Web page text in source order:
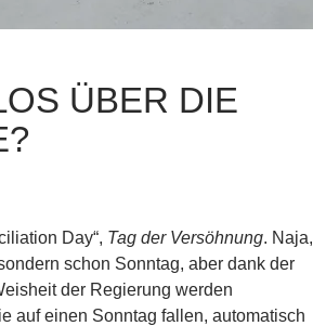
ÜBER DIE
Day“, Tag der Versöhnung. Naja,
schon Sonntag, aber dank der
der Regierung werden
auf einen Sonntag fallen, automatisch